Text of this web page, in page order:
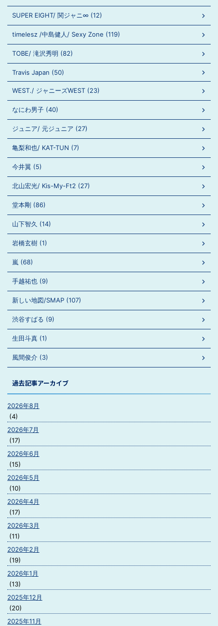
SUPER EIGHT/ 関ジャニ∞ (12)
timelesz /中島健人/ Sexy Zone (119)
TOBE/ 滝沢秀明 (82)
Travis Japan (50)
WEST./ ジャニーズWEST (23)
なにわ男子 (40)
ジュニア/ 元ジュニア (27)
亀梨和也/ KAT-TUN (7)
今井翼 (5)
北山宏光/ Kis-My-Ft2 (27)
堂本剛 (86)
山下智久 (14)
岩橋玄樹 (1)
嵐 (68)
手越祐也 (9)
新しい地図/SMAP (107)
渋谷すばる (9)
生田斗真 (1)
風間俊介 (3)
過去記事アーカイブ
2026年8月
(4)
2026年7月
(17)
2026年6月
(15)
2026年5月
(10)
2026年4月
(17)
2026年3月
(11)
2026年2月
(19)
2026年1月
(13)
2025年12月
(20)
2025年11月